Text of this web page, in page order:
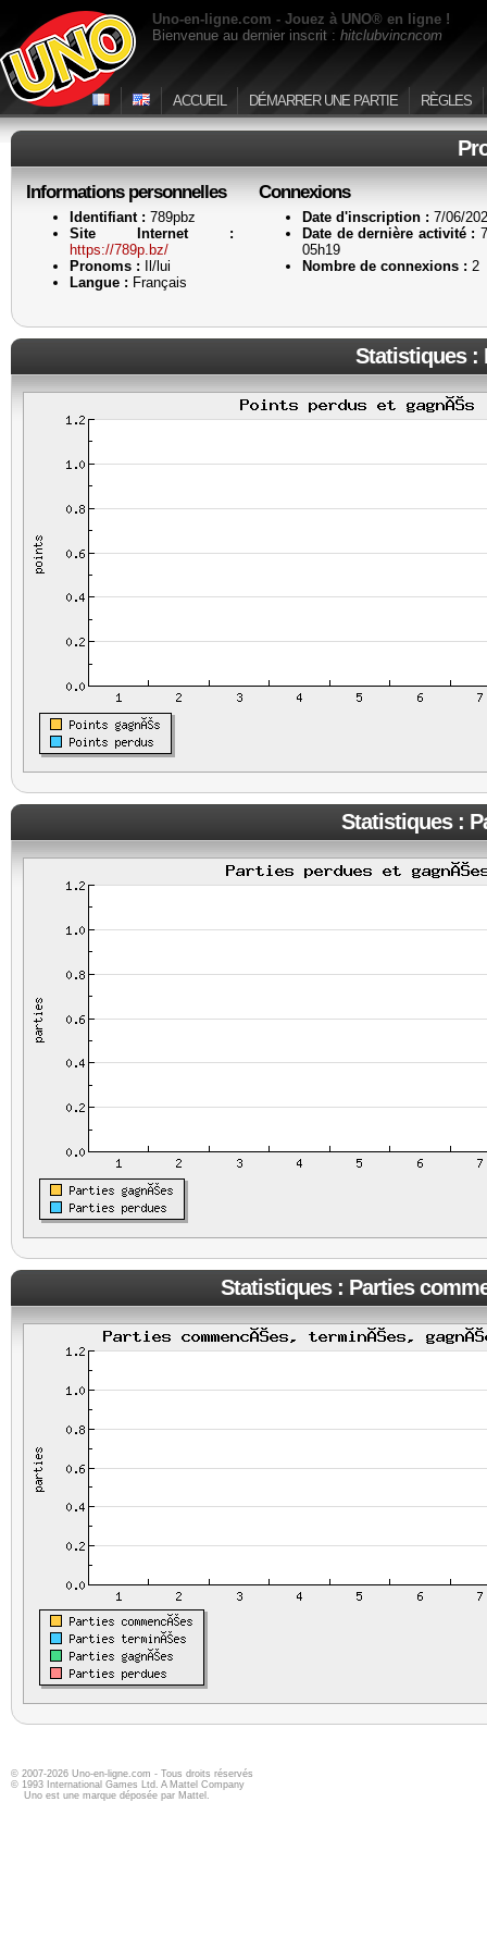
Uno-en-ligne.com - Jouez à UNO® en ligne !
Bienvenue au dernier inscrit : hitclubvincncom
ACCUEIL DÉMARRER UNE PARTIE RÈGLES
Informations personnelles
Identifiant : 789pbz
Site Internet :
https://789p.bz/
Pronoms : Il/lui
Langue : Français
Connexions
Date d'inscription : 7/06/
Date de dernière activité :
05h19
Nombre de connexions : 2
Statistiques :
Statistiques :
Statistiques : Parties
© 2007-2026 Uno-en-ligne.com - Tous droits réservés
© 1993 International Games Ltd. A Mattel Company
Uno est une marque déposée par Mattel.